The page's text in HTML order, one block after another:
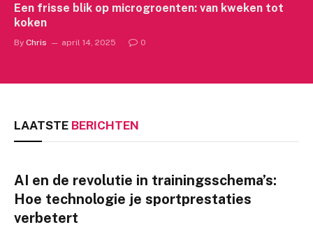
Een frisse blik op microgroenten: van kweken tot
koken
By Chris april 14, 2025 0
LAATSTE BERICHTEN
AI en de revolutie in trainingsschema’s:
Hoe technologie je sportprestaties
verbetert